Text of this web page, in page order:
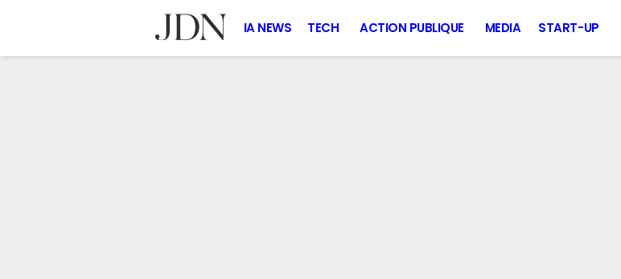
IA NEWS TECH ACTION PUBLIQUE MEDIA START-UP